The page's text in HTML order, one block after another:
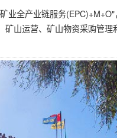
业全产业链服务(EPC)+M+O"
矿山运营、矿山物资采购管理